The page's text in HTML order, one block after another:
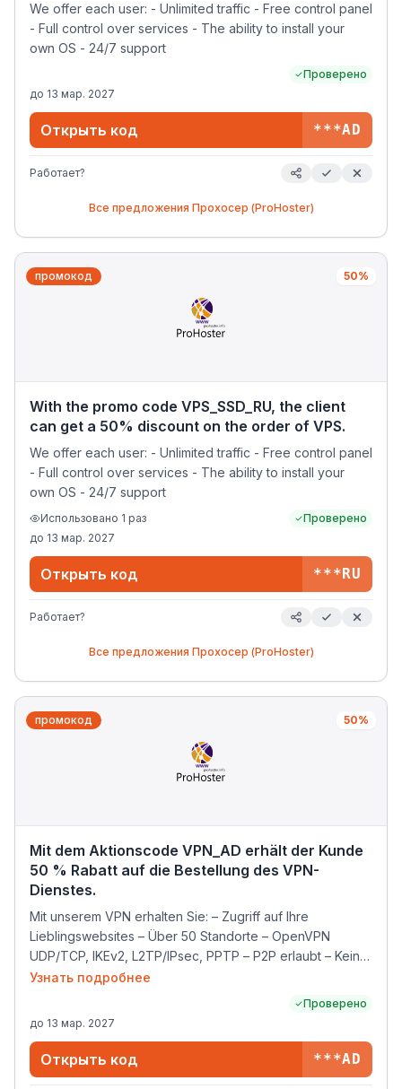
We offer each user: - Unlimited traffic - Free control panel
- Full control over services - The ability to install your
own OS - 24/7 support
Проверено
до 13 мар. 2027
Открыть код ***AD
Работает?
Все предложения Прохосер (ProHoster)
промокод 50%
With the promo code VPS_SSD_RU, the client
can get a 50% discount on the order of VPS.
We offer each user: - Unlimited traffic - Free control panel
- Full control over services - The ability to install your
own OS - 24/7 support
Использовано 1 раз
Проверено
до 13 мар. 2027
Открыть код ***RU
Работает?
Все предложения Прохосер (ProHoster)
промокод 50%
Mit dem Aktionscode VPN_AD erhält der Kunde
50 % Rabatt auf die Bestellung des VPN-
Dienstes.
Mit unserem VPN erhalten Sie: – Zugriff auf Ihre
Lieblingswebsites – Über 50 Standorte – OpenVPN
UDP/TCP, IKEv2, L2TP/IPsec, PPTP – P2P erlaubt – Keine
Protokollierung – Hohe Verbindungsgeschwindigkeit
Узнать подробнее
Проверено
до 13 мар. 2027
Открыть код ***AD